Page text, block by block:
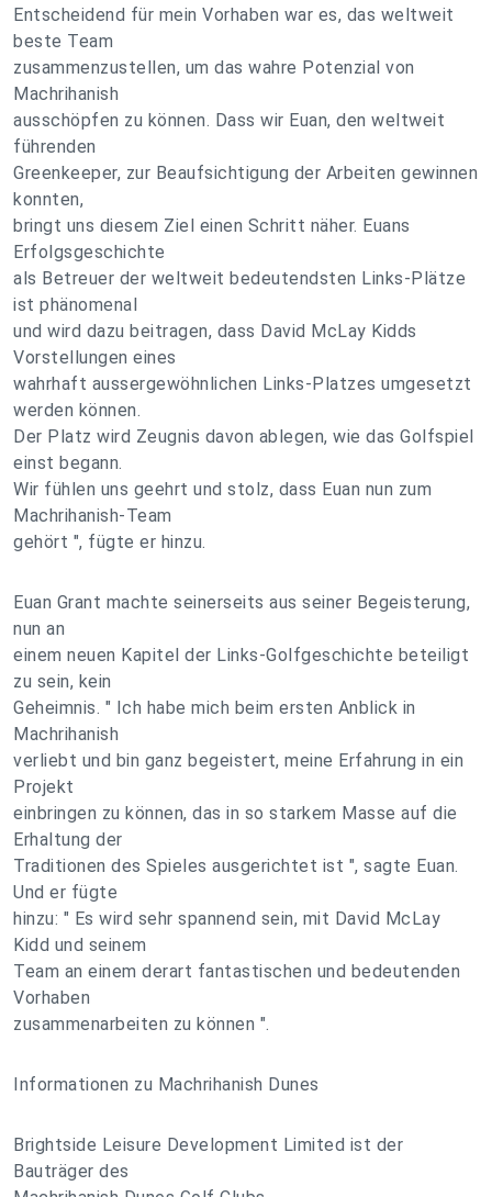
Entscheidend für mein Vorhaben war es, das weltweit
beste Team
zusammenzustellen, um das wahre Potenzial von
Machrihanish
ausschöpfen zu können. Dass wir Euan, den weltweit
führenden
Greenkeeper, zur Beaufsichtigung der Arbeiten gewinnen
konnten,
bringt uns diesem Ziel einen Schritt näher. Euans
Erfolgsgeschichte
als Betreuer der weltweit bedeutendsten Links-Plätze
ist phänomenal
und wird dazu beitragen, dass David McLay Kidds
Vorstellungen eines
wahrhaft aussergewöhnlichen Links-Platzes umgesetzt
werden können.
Der Platz wird Zeugnis davon ablegen, wie das Golfspiel
einst begann.
Wir fühlen uns geehrt und stolz, dass Euan nun zum
Machrihanish-Team
gehört ", fügte er hinzu.
Euan Grant machte seinerseits aus seiner Begeisterung,
nun an
einem neuen Kapitel der Links-Golfgeschichte beteiligt
zu sein, kein
Geheimnis. " Ich habe mich beim ersten Anblick in
Machrihanish
verliebt und bin ganz begeistert, meine Erfahrung in ein
Projekt
einbringen zu können, das in so starkem Masse auf die
Erhaltung der
Traditionen des Spieles ausgerichtet ist ", sagte Euan.
Und er fügte
hinzu: " Es wird sehr spannend sein, mit David McLay
Kidd und seinem
Team an einem derart fantastischen und bedeutenden
Vorhaben
zusammenarbeiten zu können ".
Informationen zu Machrihanish Dunes
Brightside Leisure Development Limited ist der
Bauträger des